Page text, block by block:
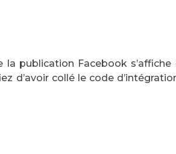
publication Facebook s’affiche
d’avoir collé le code